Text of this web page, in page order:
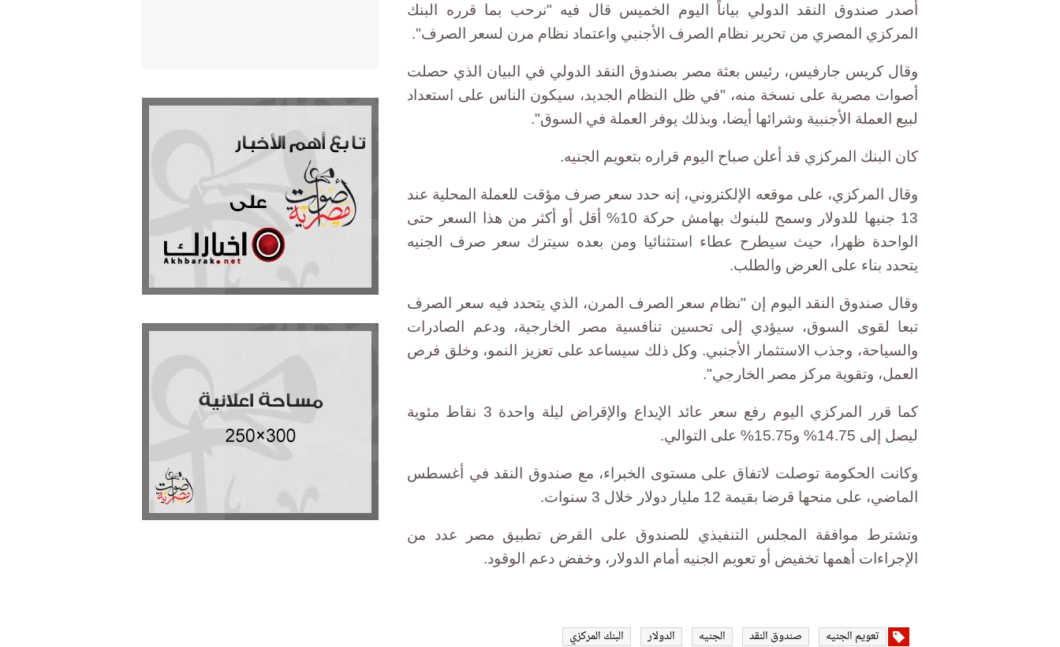
أصدر صندوق النقد الدولي بياناً اليوم الخميس قال فيه "نرحب بما قرره البنك
المركزي المصري من تحرير نظام الصرف الأجنبي واعتماد نظام مرن لسعر الصرف".
وقال كريس جارفيس، رئيس بعثة مصر بصندوق النقد الدولي في البيان الذي حصلت
أصوات مصرية على نسخة منه، "في ظل النظام الجديد، سيكون الناس على استعداد
لبيع العملة الأجنبية وشرائها أيضا، وبذلك يوفر العملة في السوق".
كان البنك المركزي قد أعلن صباح اليوم قراره بتعويم الجنيه.
وقال المركزي، على موقعه الإلكتروني، إنه حدد سعر صرف مؤقت للعملة المحلية عند
13 جنيها للدولار وسمح للبنوك بهامش حركة 10% أقل أو أكثر من هذا السعر حتى
الواحدة ظهرا، حيث سيطرح عطاء استثنائيا ومن بعده سيترك سعر صرف الجنيه
يتحدد بناء على العرض والطلب.
وقال صندوق النقد اليوم إن "نظام سعر الصرف المرن، الذي يتحدد فيه سعر الصرف
تبعا لقوى السوق، سيؤدي إلى تحسين تنافسية مصر الخارجية، ودعم الصادرات
والسياحة، وجذب الاستثمار الأجنبي. وكل ذلك سيساعد على تعزيز النمو، وخلق فرص
العمل، وتقوية مركز مصر الخارجي".
كما قرر المركزي اليوم رفع سعر عائد الإيداع والإقراض ليلة واحدة 3 نقاط مئوية
ليصل إلى 14.75% و15.75% على التوالي.
وكانت الحكومة توصلت لاتفاق على مستوى الخبراء، مع صندوق النقد في أغسطس
الماضي، على منحها قرضا بقيمة 12 مليار دولار خلال 3 سنوات.
وتشترط موافقة المجلس التنفيذي للصندوق على القرض تطبيق مصر عدد من
الإجراءات أهمها تخفيض أو تعويم الجنيه أمام الدولار، وخفض دعم الوقود.
تعويم الجنيه صندوق النقد الجنيه الدولار البنك المركزي